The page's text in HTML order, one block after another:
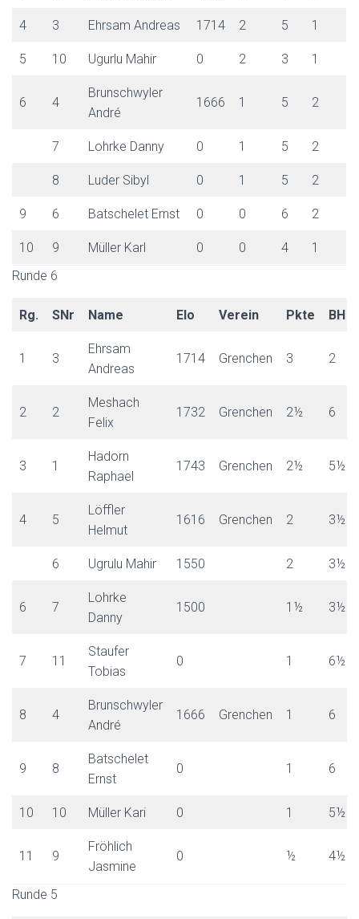
4 3 Ehrsam Andreas 1714 2 5 1
5 10 Ugurlu Mahir 0 2 3 1
6 4
Brunschwyler
André
1666 1 5 2
7 Lohrke Danny 0 1 5 2
8 Luder Sibyl 0 1 5 2
9 6 Batschelet Ernst 0 0 6 2
10 9 Müller Karl 0 0 4
1
Runde 6
Rg. SNr Name Elo Verein Pkte BH
1 3
Ehrsam
Andreas
1714 Grenchen 3 2
2 2
Meshach
Felix
1732 Grenchen 2½ 6
3 1
Hadorn
Raphael
1743 Grenchen 2½ 5½
4 5
Löffler
Helmut
1616 Grenchen 2 3½
6 Ugrulu Mahir 1550 2 3½
6 7
Lohrke
Danny
1500 1½ 3½
7 11
Staufer
Tobias
0 1 6½
8 4
Brunschwyler
André
1666 Grenchen 1 6
9 8
Batschelet
Ernst
0 1 6
10 10 Müller Kari 0 1 5½
11 9
Fröhlich
Jasmine
0 ½ 4½
Runde 5